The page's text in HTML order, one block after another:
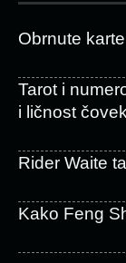
Obrnute
Tarot i
i ličnost
Rider Waite
Kako Feng